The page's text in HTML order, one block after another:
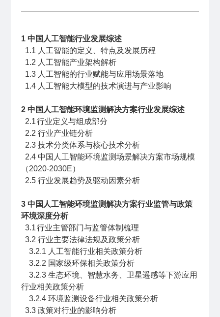
1 中国人工智能行业发展综述
1.1 人工智能的定义、特点及发展历程
1.2 人工智能产业架构解析
1.3 人工智能的行业赋能与应用场景落地
1.4 人工智能大模型的技术演进与产业影响
2 中国人工智能环境监测解决方案行业发展综述
2.1行业定义与组成部分
2.2 行业产业链分析
2.3 技术分类体系与核心技术分析
2.4 中国人工智能环境监测场景解决方案市场规模
（2020-2030E）
2.5 行业发展趋势及驱动因素分析
3 中国人工智能环境监测解决方案行业监管与政策
环境深度分析
3.1行业主管部门与监管体制梳理
3.2 行业主要法律法规及政策分析
3.2.1 人工智能行业相关政策分析
3.2.2 国家级环保相关政策分析
3.2.3 生态环境、智慧水务、卫星遥感等下游应用
行业相关政策分析
3.2.4 环境监测设备行业相关政策分析
3.3 政策对行业的影响分析